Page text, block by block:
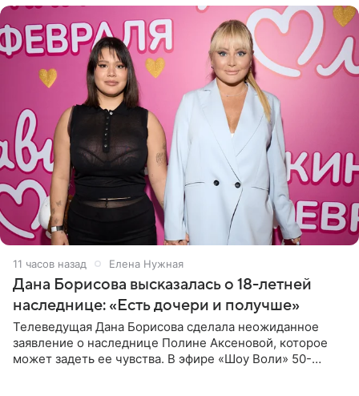
11 часов назад Елена Нужная
Дана Борисова высказалась о 18-летней
наследнице: «Есть дочери и получше»
Телеведущая Дана Борисова сделала неожиданное
заявление о наследнице Полине Аксеновой, которое
может задеть ее чувства. В эфире «Шоу Воли» 50-